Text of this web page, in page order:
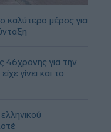
καλύτερο μέρος για
46χρονης για την
γίνει και το